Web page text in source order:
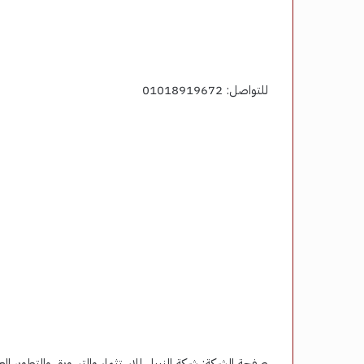
للتواصل: 01018919672